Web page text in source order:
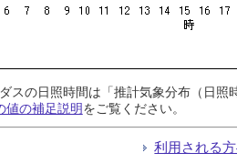
スの日照時間は「推計気象分布（日
値の補足説明をご覧ください。
利用される